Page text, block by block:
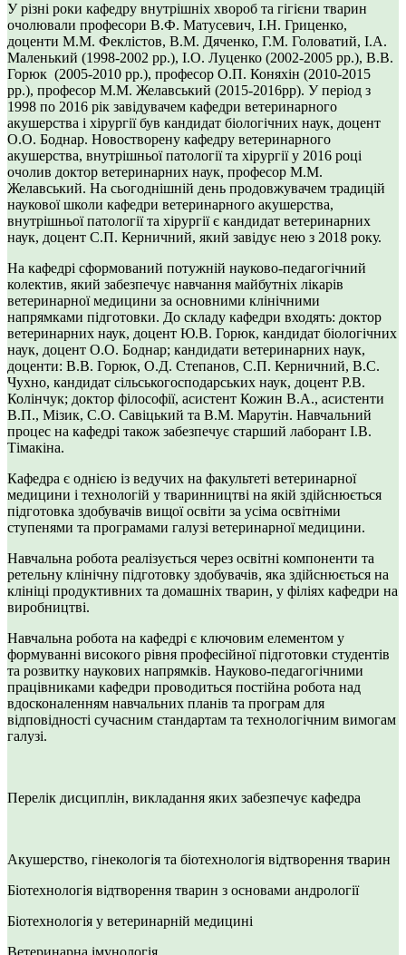
У різні роки кафедру внутрішніх хвороб та гігієни тварин
очолювали професори В.Ф. Матусевич, І.Н. Гриценко,
доценти М.М. Феклістов, В.М. Дяченко, Г.М. Головатий, І.А.
Маленький (1998-2002 рр.), І.О. Луценко (2002-2005 рр.), В.В.
Горюк (2005-2010 рр.), професор О.П. Коняхін (2010-2015
рр.), професор М.М. Желавський (2015-2016рр). У період з
1998 по 2016 рік завідувачем кафедри ветеринарного
акушерства і хірургії був кандидат біологічних наук, доцент
О.О. Боднар. Новостворену кафедру ветеринарного
акушерства, внутрішньої патології та хірургії у 2016 році
очолив доктор ветеринарних наук, професор М.М.
Желавський. На сьогоднішній день продовжувачем традицій
наукової школи кафедри ветеринарного акушерства,
внутрішньої патології та хірургії є кандидат ветеринарних
наук, доцент С.П. Керничний, який завідує нею з 2018 року.
На кафедрі сформований потужній науково-педагогічний
колектив, який забезпечує навчання майбутніх лікарів
ветеринарної медицини за основними клінічними
напрямками підготовки. До складу кафедри входять: доктор
ветеринарних наук, доцент Ю.В. Горюк, кандидат біологічних
наук, доцент О.О. Боднар; кандидати ветеринарних наук,
доценти: В.В. Горюк, О.Д. Степанов, С.П. Керничний, В.С.
Чухно, кандидат сільськогосподарських наук, доцент Р.В.
Колінчук; доктор філософії, асистент Кожин В.А., асистенти
В.П., Мізик, С.О. Савіцький та В.М. Марутін. Навчальний
процес на кафедрі також забезпечує старший лаборант І.В.
Тімакіна.
Кафедра є однією із ведучих на факультеті ветеринарної
медицини і технологій у тваринництві на якій здійснюється
підготовка здобувачів вищої освіти за усіма освітніми
ступенями та програмами галузі ветеринарної медицини.
Навчальна робота реалізується через освітні компоненти та
ретельну клінічну підготовку здобувачів, яка здійснюється на
клініці продуктивних та домашніх тварин, у філіях кафедри на
виробництві.
Навчальна робота на кафедрі є ключовим елементом у
формуванні високого рівня професійної підготовки студентів
та розвитку наукових напрямків. Науково-педагогічними
працівниками кафедри проводиться постійна робота над
вдосконаленням навчальних планів та програм для
відповідності сучасним стандартам та технологічним вимогам
галузі.
Перелік дисциплін, викладання яких забезпечує кафедра
Акушерство, гінекологія та біотехнологія відтворення тварин
Біотехнологія відтворення тварин з основами андрології
Біотехнологія у ветеринарній медицині
Ветеринарна імунологія